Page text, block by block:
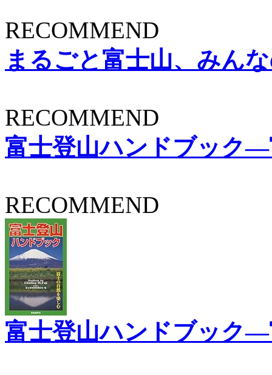
RECOMMEND
まるごと富士山、みん
RECOMMEND
富士登山ハンドブック
RECOMMEND
富士登山ハンドブック